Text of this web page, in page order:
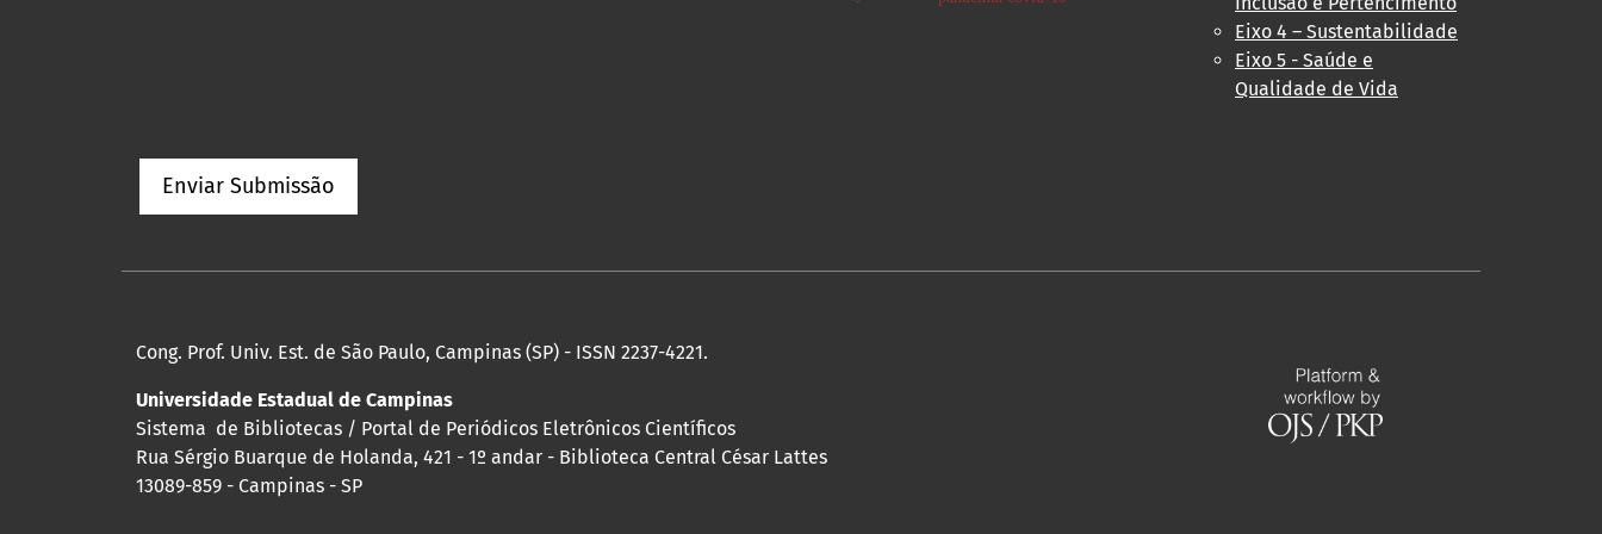
Eixo 4 – Sustentabilidade
Eixo 5 - Saúde e
Qualidade de Vida
Enviar Submissão
Cong. Prof. Univ. Est. de São Paulo, Campinas (SP) - ISSN 2237-4221.
Universidade Estadual de Campinas
Sistema de Bibliotecas / Portal de Periódicos Eletrônicos Científicos
Rua Sérgio Buarque de Holanda, 421 - 1º andar - Biblioteca Central César Lattes
13089-859 - Campinas - SP